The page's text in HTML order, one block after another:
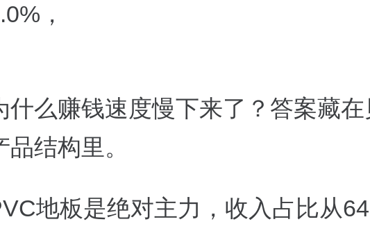
，
什么赚钱速度慢下来了？答案藏
品结构里。
地板是绝对主力，收入占比从